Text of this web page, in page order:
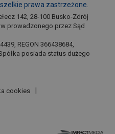
prawa zastrzeżone.
142, 28-100 Busko-Zdrój
prowadzonego przez Sąd
REGON 366438684,
posiada status dużego
cookies